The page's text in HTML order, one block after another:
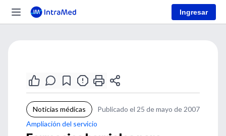
Ingresar
Noticias médicas
Publicado el 25 de mayo de 2007
Ampliación del servicio